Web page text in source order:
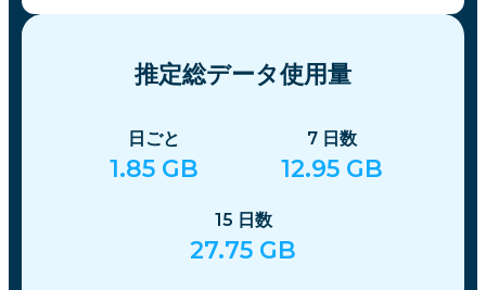
推定総データ使用量
日ごと
1.85 GB
7 日数
12.95 GB
15 日数
27.75 GB